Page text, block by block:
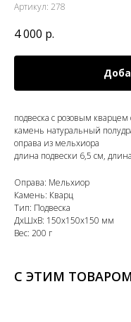
Артикул: 278
4 000 р.
подвеска с розовым
камень натуральный
оправа из мельхиора
длина подвески 6,5 см,
Оправа: Мельхиор
Камень: Кварц
Тип: Подвеска
ДxШxВ: 150x150x150 мм
Вес: 200 г
С ЭТИМ